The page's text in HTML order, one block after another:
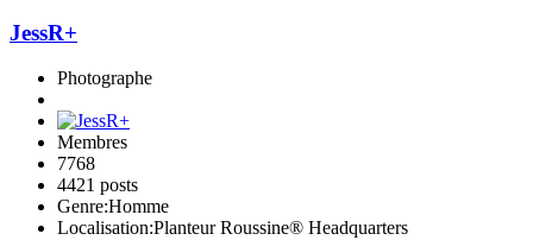
JessR+
Photographe
Membres
7768
4421 posts
Genre:Homme
Localisation:Planteur Roussine® Headquarters